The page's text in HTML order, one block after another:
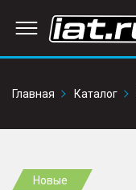
Главная
Каталог
Новые